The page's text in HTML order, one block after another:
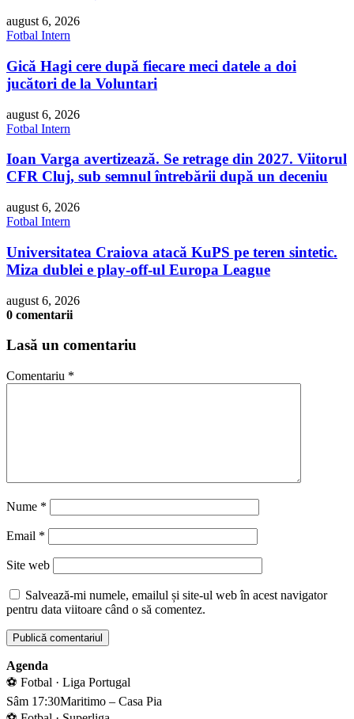
august 6, 2026
Fotbal Intern
Gică Hagi cere după fiecare meci datele a doi
jucători de la Voluntari
august 6, 2026
Fotbal Intern
Ioan Varga avertizează. Se retrage din 2027. Viitorul
CFR Cluj, sub semnul întrebării după un deceniu
august 6, 2026
Fotbal Intern
Universitatea Craiova atacă KuPS pe teren sintetic.
Miza dublei e play-off-ul Europa League
august 6, 2026
0 comentarii
Lasă un comentariu
Comentariu *
Nume *
Email *
Site web
Salvează-mi numele, emailul și site-ul web în acest navigator
pentru data viitoare când o să comentez.
Agenda
⚽ Fotbal · Liga Portugal
Sâm 17:30Maritimo – Casa Pia